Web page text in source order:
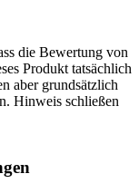
die Bewertung von
Produkt tatsächlich
aber grundsätzlich
Hinweis schließen